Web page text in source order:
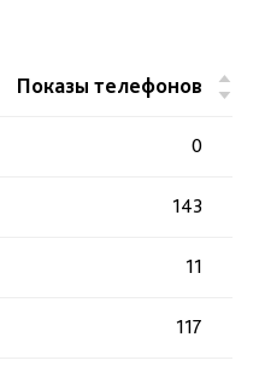
Показы телефонов
▲
▼
0
143
11
117